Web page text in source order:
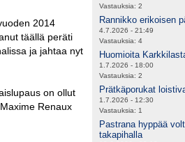
2014
täällä peräti
ja jahtaa nyt
on ollut
Renaux
Vastauksia: 2
Rannikko erikoisen
4.7.2026 - 21:49
Vastauksia: 4
Huomioita
1.7.2026 - 18:00
Vastauksia: 2
Prätkäporukat
1.7.2026 - 12:30
Vastauksia: 1
Pastrana hyppää
takapihalla